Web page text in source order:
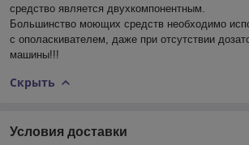
средство является двухкомпонентным.
Большинство моющих средств необходимо
с ополаскивателем, даже при отсутствии
машины!!!
Скрыть
Условия доставки